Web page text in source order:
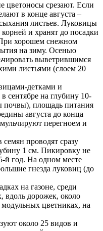
цветоносы срезают. Если
в конце августа –
листьев. Луковицы
и хранят до посадки
хорошем снежном
на зиму. Осенью
выветрившимся
листьями (слоем 20
детками и
сентябре на глубину 10-
почвы), площадь питания
августа до конца
перегноем и
проводят сразу
1 см. Пикировку не
й год. На одном месте
гнезда луковиц (до
на газоне, среди
вдоль дорожек, около
цветниках, на
около 25 видов и